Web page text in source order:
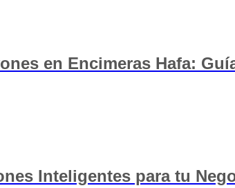
en Encimeras Hafa:
Inteligentes para tu